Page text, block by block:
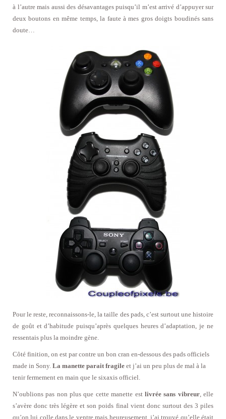
à l’autre mais aussi des désavantages puisqu’il m’est arrivé d’appuyer sur
deux boutons en même temps, la faute à mes gros doigts boudinés sans
doute…
Pour le reste, reconnaissons-le, la taille des pads, c’est surtout une histoire
de goût et d’habitude puisqu’après quelques heures d’adaptation, je ne
ressentais plus la moindre gène.
Côté finition, on est par contre un bon cran en-dessous des pads officiels
made in Sony. La manette parait fragile et j’ai un peu plus de mal à la
tenir fermement en main que le sixaxis officiel.
N’oublions pas non plus que cette manette est livrée sans vibreur, elle
s’avère donc très légère et son poids final vient donc surtout des 3 piles
qu’on lui colle dans le ventre mais heureusement, j’ai trouvé qu’elle était